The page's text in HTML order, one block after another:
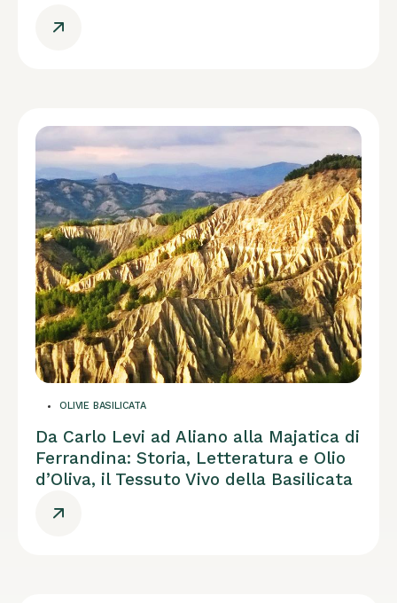
OLIVIE BASILICATA
Da Carlo Levi ad Aliano alla Majatica di
Ferrandina: Storia, Letteratura e Olio
d’Oliva, il Tessuto Vivo della Basilicata